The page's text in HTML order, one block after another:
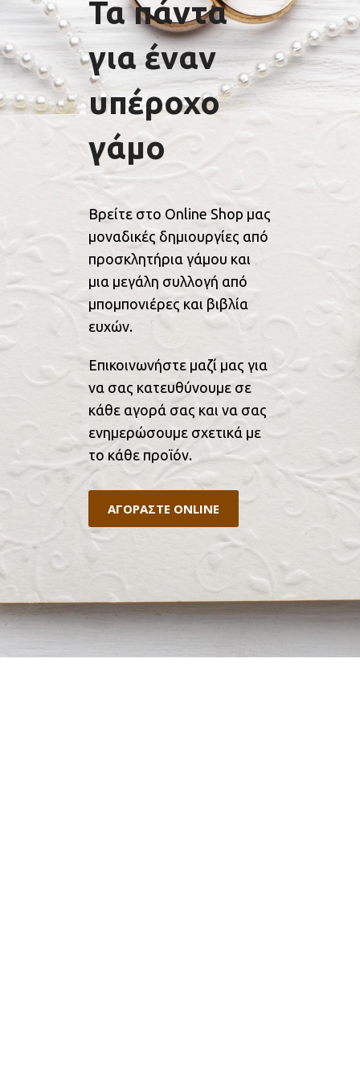
Τα πάντα
για έναν
υπέροχο
γάμο
Βρείτε στο Online Shop μας
μοναδικές δημιουργίες από
προσκλητήρια γάμου και
μια μεγάλη συλλογή από
μπομπονιέρες και βιβλία
ευχών.
Επικοινωνήστε μαζί μας για
να σας κατευθύνουμε σε
κάθε αγορά σας και να σας
ενημερώσουμε σχετικά με
το κάθε προϊόν.
ΑΓΟΡΑΣΤΕ ONLINE